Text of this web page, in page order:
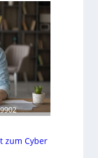
zum Cyber